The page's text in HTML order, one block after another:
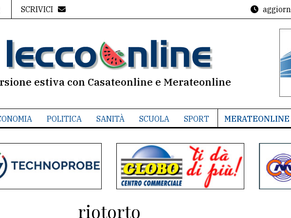
SCRIVICI
estiva con Casateonline e Merateonline
POLITICA SANITÀ SCUOLA SPORT MERATEONLINE
riotorto